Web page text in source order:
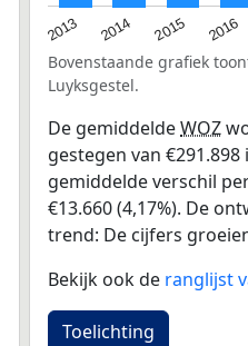
2013 2014 2015 2016
Bovenstaande grafiek
Luyksgestel.
De gemiddeldeWOZ
gestegen van
gemiddelde verschil
€13.660 (4,17%). De
trend: De cijfers
Bekijk ook de ranglijst
Toelichting